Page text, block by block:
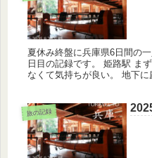
夏休み終盤に兵庫県6日間の
日目の記録です。 姫路駅 ま
なくて気持ちが良い。 地下
旅の記録